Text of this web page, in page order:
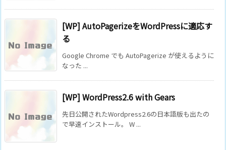
[WP] AutoPagerizeをWordPressに適応す
る
Google Chrome でも AutoPagerize が使えるように
なった ...
[WP] WordPress2.6 with Gears
先日公開されたWordpress2.6の日本語版も出たの
で早速インストール。 W ...